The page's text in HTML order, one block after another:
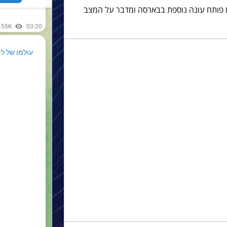
פותח עונה נוספת בבארסה ומדבר על המצב